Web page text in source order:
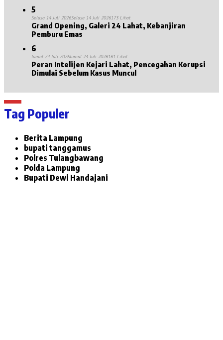
5
Selasa 14 Juli 2026Selasa 14 Juli 2026173 Lihat
Grand Opening, Galeri 24 Lahat, Kebanjiran
Pemburu Emas
6
Jumat 24 Juli 2026Jumat 24 Juli 2026161 Lihat
Peran Intelijen Kejari Lahat, Pencegahan Korupsi
Dimulai Sebelum Kasus Muncul
Tag Populer
Berita Lampung
bupati tanggamus
Polres Tulangbawang
Polda Lampung
Bupati Dewi Handajani